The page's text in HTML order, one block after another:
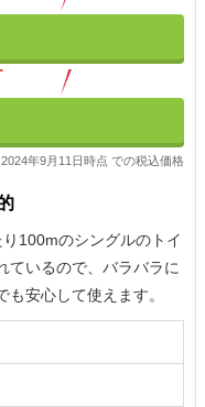
年9月11日時点 での税込価格
100mのシングルのトイ
ているので、バラバラに
安心して使えます。